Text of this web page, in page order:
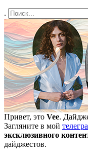
.
Привет, это Vee.
Загляните в мой
эксклюзивного
дайджестов.